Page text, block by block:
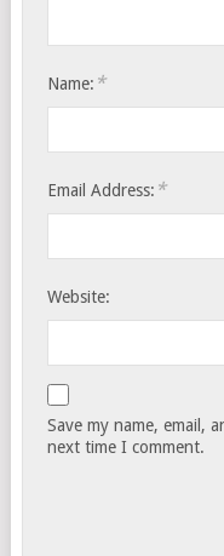
Name: *
Email Address: *
Website:
Save my name, email,
next time I comment.